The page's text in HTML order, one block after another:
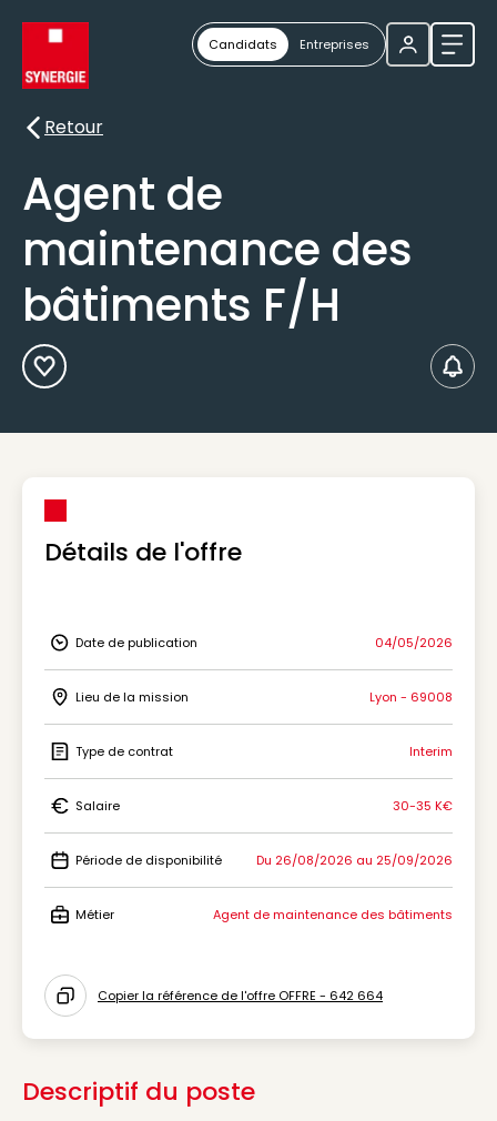
Candidats Entreprises
Retour
Retour
Agent de
maintenance des
bâtiments F/H
Ajouter aux Favoris
Détails de l'offre
Icon Date de publication
Date de publication 04/05/2026
Icon Lieu de la mission
Lieu de la mission Lyon - 69008
Icon Type de contrat
Type de contrat Interim
Icon Salaire
Salaire 30-35 K€
Icon Période de disponibilité
Période de disponibilité Du 26/08/2026 au 25/09/2026
Métier Agent de maintenance des bâtiments
Icon copy to clipboard
Copier la référence de l'offre OFFRE - 642 664
Descriptif du poste